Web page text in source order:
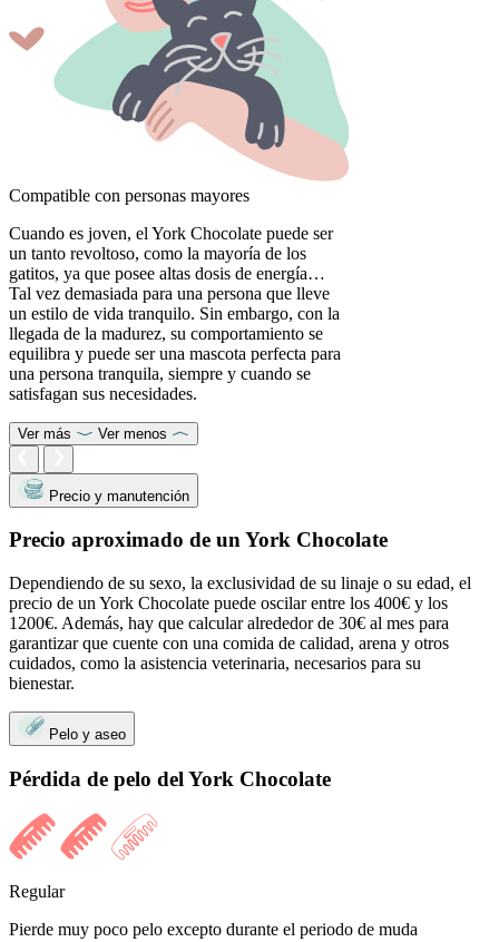
Compatible con personas mayores
Cuando es joven, el York Chocolate puede ser
un tanto revoltoso, como la mayoría de los
gatitos, ya que posee altas dosis de energía…
Tal vez demasiada para una persona que lleve
un estilo de vida tranquilo. Sin embargo, con la
llegada de la madurez, su comportamiento se
equilibra y puede ser una mascota perfecta para
una persona tranquila, siempre y cuando se
satisfagan sus necesidades.
Ver más Ver menos
Precio y manutención
Precio aproximado de un York Chocolate
Dependiendo de su sexo, la exclusividad de su linaje o su edad, el
precio de un York Chocolate puede oscilar entre los 400€ y los
1200€. Además, hay que calcular alrededor de 30€ al mes para
garantizar que cuente con una comida de calidad, arena y otros
cuidados, como la asistencia veterinaria, necesarios para su
bienestar.
Pelo y aseo
Pérdida de pelo del York Chocolate
Regular
Pierde muy poco pelo excepto durante el periodo de muda